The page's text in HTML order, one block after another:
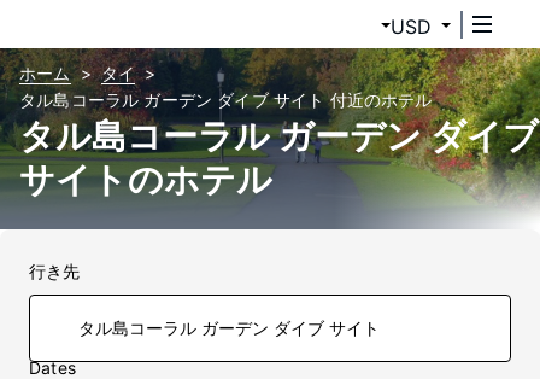
USD
ホーム
タイ
タル島コーラル ガーデン ダイブ サイト 付近のホテル
タル島コーラル ガーデン ダイブ
サイトのホテル
行き先
Dates